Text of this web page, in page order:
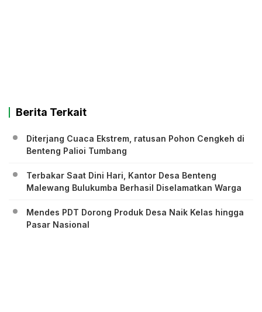
Berita Terkait
Diterjang Cuaca Ekstrem, ratusan Pohon Cengkeh di
Benteng Palioi Tumbang
Terbakar Saat Dini Hari, Kantor Desa Benteng
Malewang Bulukumba Berhasil Diselamatkan Warga
Mendes PDT Dorong Produk Desa Naik Kelas hingga
Pasar Nasional